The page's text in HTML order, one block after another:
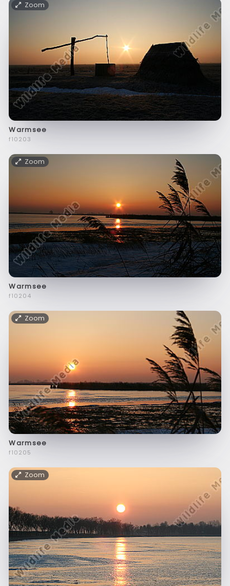
Zoom
Warmsee
f10203
Zoom
Warmsee
f10204
Zoom
Warmsee
f10205
Zoom